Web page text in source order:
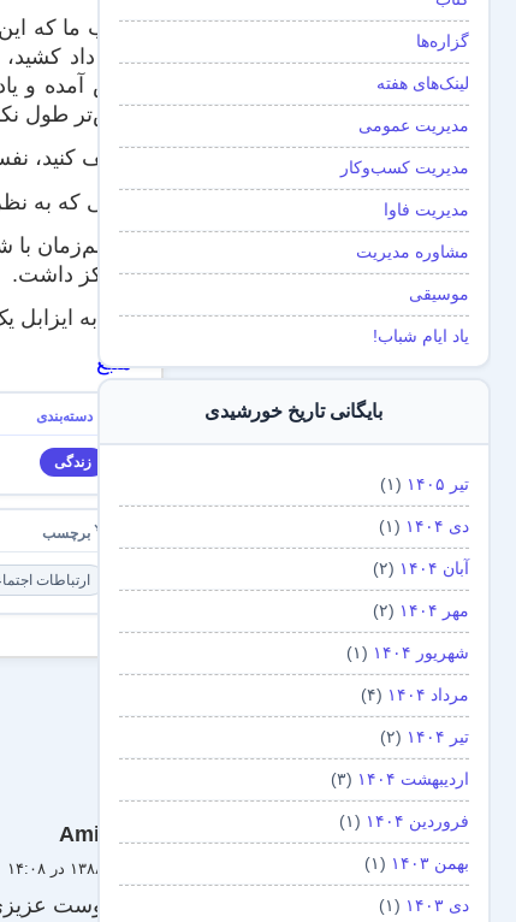
من داد
پیش آمده و
بیش‌تر طول
توقف کنید،
وقتی که به
او هم‌زمان
تمرکز داشت.
من به ایزابل یک زمان ۵ ثانیه‌ای برای شروع به شنا کردن دادم و سپس
منبع
زندگی
ارتباطات
Amir
سلام دوست
گزاره‌ها
لینک‌های هفته
مدیریت عمومی
مدیریت کسب‌و‌کار
مدیریت فاوا
مشاوره مدیریت
موسیقی
یاد ایام شباب!
بایگانی تاریخ خورشیدی
تیر ۱۴۰۵ (۱)
دی ۱۴۰۴ (۱)
آبان ۱۴۰۴ (۲)
مهر ۱۴۰۴ (۲)
شهریور ۱۴۰۴ (۱)
مرداد ۱۴۰۴ (۴)
تیر ۱۴۰۴ (۲)
اردیبهشت ۱۴۰۴ (۳)
فروردین ۱۴۰۴ (۱)
بهمن ۱۴۰۳ (۱)
دی ۱۴۰۳ (۱)